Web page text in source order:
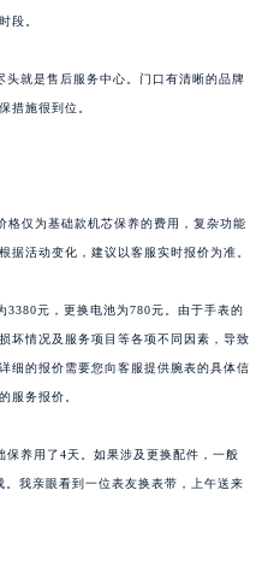
段。
就是售后服务中心。门口有清晰的品牌
措施很到位。
格仅为基础款机芯保养的费用，复杂功能
据活动变化，建议以客服实时报价为准。
3380元，更换电池为780元。由于手表的
坏情况及服务项目等各项不同因素，导致
细的报价需要您向客服提供腕表的具体信
服务报价。
养用了4天。如果涉及更换配件，一般
我亲眼看到一位表友换表带，上午送来